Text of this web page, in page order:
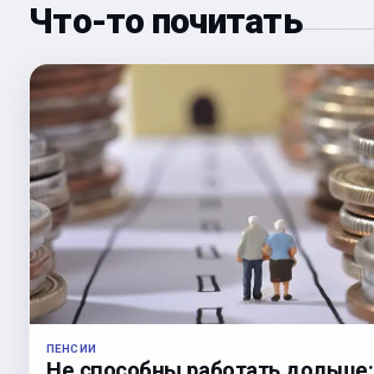
Что-то почитать
ПЕНСИИ